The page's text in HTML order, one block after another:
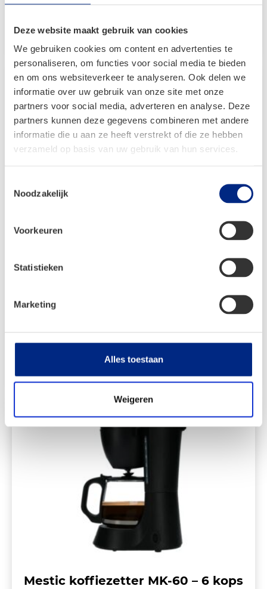
Deze website maakt gebruik van cookies
We gebruiken cookies om content en advertenties te
personaliseren, om functies voor social media te bieden
en om ons websiteverkeer te analyseren. Ook delen we
informatie over uw gebruik van onze site met onze
partners voor social media, adverteren en analyse. Deze
partners kunnen deze gegevens combineren met andere
informatie die u aan ze heeft verstrekt of die ze hebben
verzameld op basis van uw gebruik van hun services.
Noodzakelijk
Voorkeuren
Statistieken
Marketing
Alles toestaan
Weigeren
prijs
was:
€ 19,95.
prijs
is:
€ 16,99.
Bekijken
Blackline
Bekijken
Mestic koffiezetter MK-60 – 6 kops